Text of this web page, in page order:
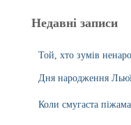
Недавні записи
Той, хто зумів
Дня народження
Коли смугаста